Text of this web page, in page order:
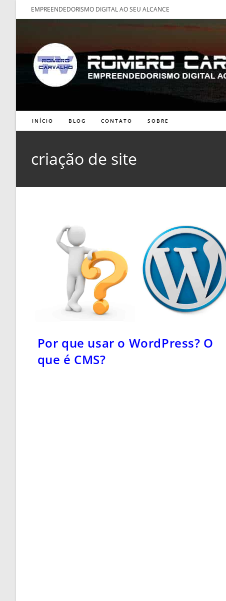
EMPREENDEDORISMO DIGITAL AO SEU ALCANCE
INÍCIO BLOG CONTATO SOBRE
criação de site
Por que usar o WordPress? O
que é CMS?